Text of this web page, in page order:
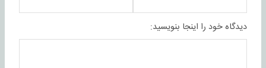
دیدگاه خود را اینجا بنویسید: